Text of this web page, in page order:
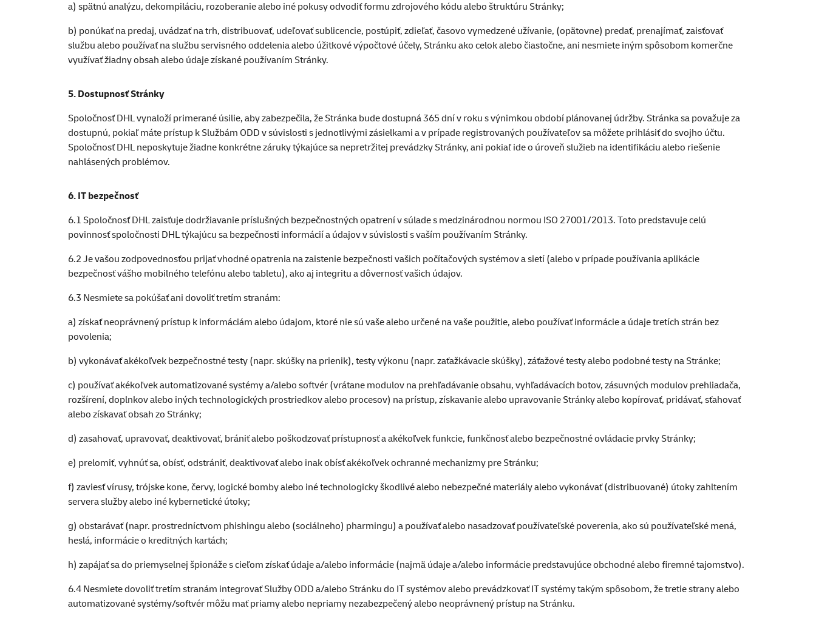
a) spätnú analýzu, dekompiláciu, rozoberanie alebo iné pokusy odvodiť formu zdrojového kódu alebo štruktúru Stránky;
b) ponúkať na predaj, uvádzať na trh, distribuovať, udeľovať sublicencie, postúpiť, zdieľať, časovo vymedzené užívanie, (opätovne) predať, prenajímať, zaisťovať
službu alebo používať na službu servisného oddelenia alebo úžitkové výpočtové účely, Stránku ako celok alebo čiastočne, ani nesmiete iným spôsobom komerčne
využívať žiadny obsah alebo údaje získané používaním Stránky.
5. Dostupnosť Stránky
Spoločnosť DHL vynaloží primerané úsilie, aby zabezpečila, že Stránka bude dostupná 365 dní v roku s výnimkou období plánovanej údržby. Stránka sa považuje za
dostupnú, pokiaľ máte prístup k Službám ODD v súvislosti s jednotlivými zásielkami a v prípade registrovaných používateľov sa môžete prihlásiť do svojho účtu.
Spoločnosť DHL neposkytuje žiadne konkrétne záruky týkajúce sa nepretržitej prevádzky Stránky, ani pokiaľ ide o úroveň služieb na identifikáciu alebo riešenie
nahlásených problémov.
6. IT bezpečnosť
6.1 Spoločnosť DHL zaisťuje dodržiavanie príslušných bezpečnostných opatrení v súlade s medzinárodnou normou ISO 27001/2013. Toto predstavuje celú
povinnosť spoločnosti DHL týkajúcu sa bezpečnosti informácií a údajov v súvislosti s vaším používaním Stránky.
6.2 Je vašou zodpovednosťou prijať vhodné opatrenia na zaistenie bezpečnosti vašich počítačových systémov a sietí (alebo v prípade používania aplikácie
bezpečnosť vášho mobilného telefónu alebo tabletu), ako aj integritu a dôvernosť vašich údajov.
6.3 Nesmiete sa pokúšať ani dovoliť tretím stranám:
a) získať neoprávnený prístup k informáciám alebo údajom, ktoré nie sú vaše alebo určené na vaše použitie, alebo používať informácie a údaje tretích strán bez
povolenia;
b) vykonávať akékoľvek bezpečnostné testy (napr. skúšky na prienik), testy výkonu (napr. zaťažkávacie skúšky), záťažové testy alebo podobné testy na Stránke;
c) používať akékoľvek automatizované systémy a/alebo softvér (vrátane modulov na prehľadávanie obsahu, vyhľadávacích botov, zásuvných modulov prehliadača,
rozšírení, doplnkov alebo iných technologických prostriedkov alebo procesov) na prístup, získavanie alebo upravovanie Stránky alebo kopírovať, pridávať, sťahovať
alebo získavať obsah zo Stránky;
d) zasahovať, upravovať, deaktivovať, brániť alebo poškodzovať prístupnosť a akékoľvek funkcie, funkčnosť alebo bezpečnostné ovládacie prvky Stránky;
e) prelomiť, vyhnúť sa, obísť, odstrániť, deaktivovať alebo inak obísť akékoľvek ochranné mechanizmy pre Stránku;
f) zaviesť vírusy, trójske kone, červy, logické bomby alebo iné technologicky škodlivé alebo nebezpečné materiály alebo vykonávať (distribuované) útoky zahltením
servera služby alebo iné kybernetické útoky;
g) obstarávať (napr. prostredníctvom phishingu alebo (sociálneho) pharmingu) a používať alebo nasadzovať používateľské poverenia, ako sú používateľské mená,
heslá, informácie o kreditných kartách;
h) zapájať sa do priemyselnej špionáže s cieľom získať údaje a/alebo informácie (najmä údaje a/alebo informácie predstavujúce obchodné alebo firemné tajomstvo).
6.4 Nesmiete dovoliť tretím stranám integrovať Služby ODD a/alebo Stránku do IT systémov alebo prevádzkovať IT systémy takým spôsobom, že tretie strany alebo
automatizované systémy/softvér môžu mať priamy alebo nepriamy nezabezpečený alebo neoprávnený prístup na Stránku.